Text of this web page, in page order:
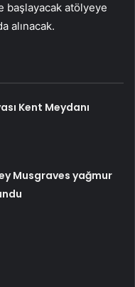
başlayacak atölyeye
alınacak.
Kent Meydanı
Musgraves yağmur